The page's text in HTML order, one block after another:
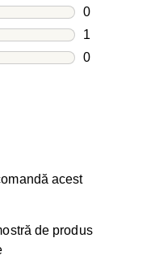
0 recenzii
0
0 recenzii
1
1 recenzie
0
acest
de produs